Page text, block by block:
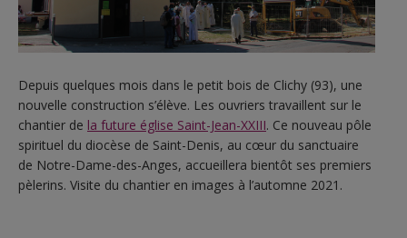
Depuis quelques mois dans le petit bois de Clichy (93), une
nouvelle construction s’élève. Les ouvriers travaillent sur le
chantier de la future église Saint-Jean-XXIII. Ce nouveau pôle
spirituel du diocèse de Saint-Denis, au cœur du sanctuaire
de Notre-Dame-des-Anges, accueillera bientôt ses premiers
pèlerins. Visite du chantier en images à l’automne 2021.